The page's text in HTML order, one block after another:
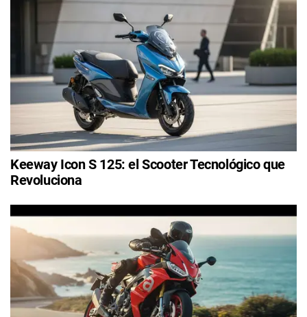
Keeway Icon S 125: el Scooter Tecnológico que
Revoluciona